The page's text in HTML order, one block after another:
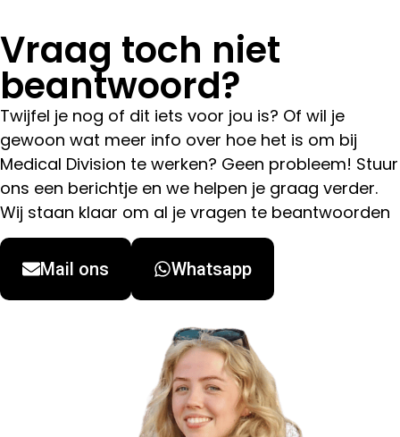
Vraag toch niet
beantwoord?
Twijfel je nog of dit iets voor jou is? Of wil je
gewoon wat meer info over hoe het is om bij
Medical Division te werken? Geen probleem! Stuur
ons een berichtje en we helpen je graag verder.
Wij staan klaar om al je vragen te beantwoorden
Mail ons Whatsapp